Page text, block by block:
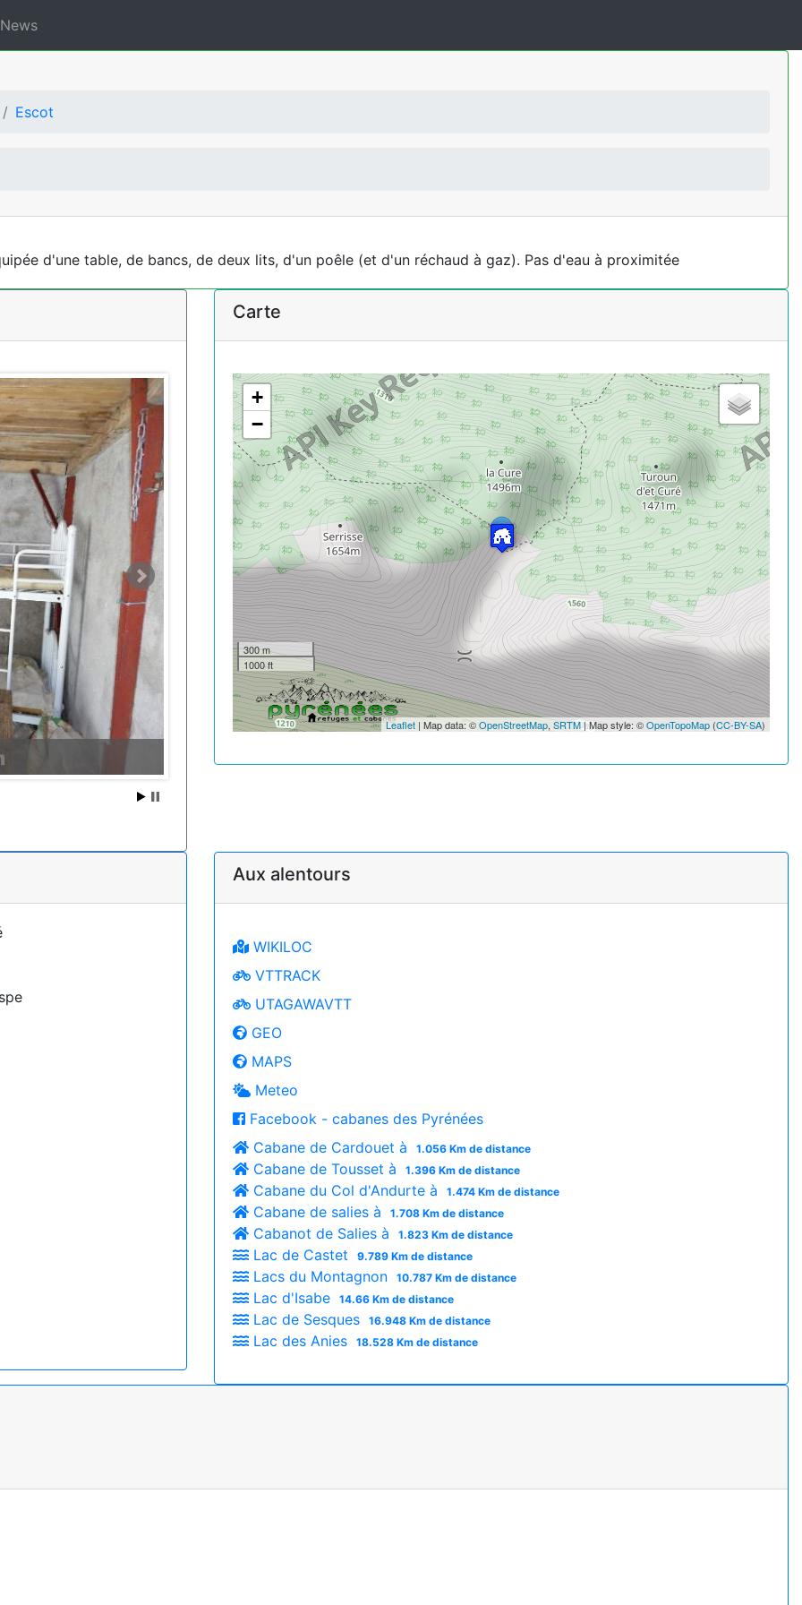
News
Escot
d'une table, de bancs, de deux lits, d'un poêle (et d'un réchaud à gaz). Pas d'eau à proximitée
Carte
+
−
300 m
1000 ft
Leaflet | Map data: ©OpenStreetMap, SRTM| Map style: ©OpenTopoMap (CC-BY-SA)
Aux alentours
WIKILOC
VTTRACK
UTAGAWAVTT
GEO
MAPS
Meteo
Facebook - cabanes des Pyrénées
Cabane de Cardouet à
1.056 Km de distance
Cabane de Tousset à 1.396 Km de distance
Cabane du Col d'Andurte à 1.474 Km de distance
Cabane de salies à 1.708 Km de distance
Cabanot de Salies à 1.823 Km de distance
Lac de Castet 9.789 Km de distance
Lacs du Montagnon 10.787 Km de distance
Lac d'Isabe 14.66 Km de distance
Lac de Sesques 16.948 Km de distance
Lac des Anies 18.528 Km de distance